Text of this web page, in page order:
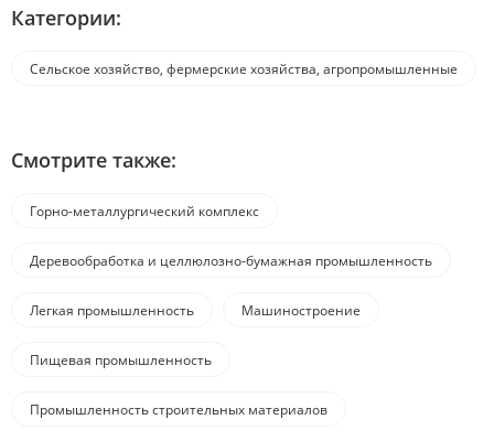
Категории:
Сельское хозяйство, фермерские хозяйства, агропромышленные
Смотрите также:
Горно-металлургический комплекс
Деревообработка и целлюлозно-бумажная промышленность
Легкая промышленность Машиностроение
Пищевая промышленность
Промышленность строительных материалов